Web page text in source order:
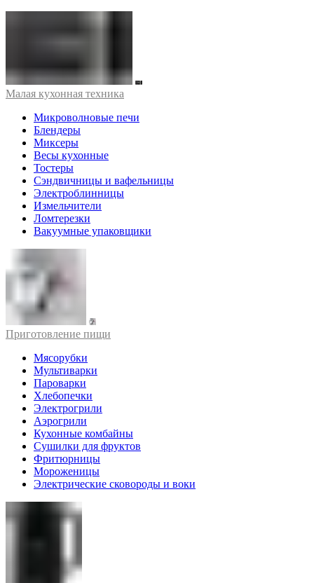
Малая кухонная техника
Микроволновые печи
Блендеры
Миксеры
Весы кухонные
Тостеры
Сэндвичницы и вафельницы
Электроблинницы
Измельчители
Ломтерезки
Вакуумные упаковщики
Приготовление пищи
Мясорубки
Мультиварки
Пароварки
Хлебопечки
Электрогрили
Аэрогрили
Кухонные комбайны
Сушилки для фруктов
Фритюрницы
Мороженицы
Электрические сковороды и воки